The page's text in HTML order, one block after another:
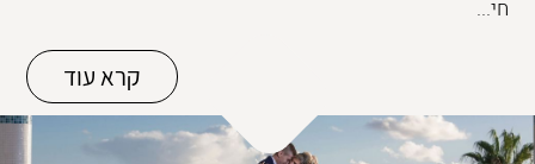
חי...
קרא עוד